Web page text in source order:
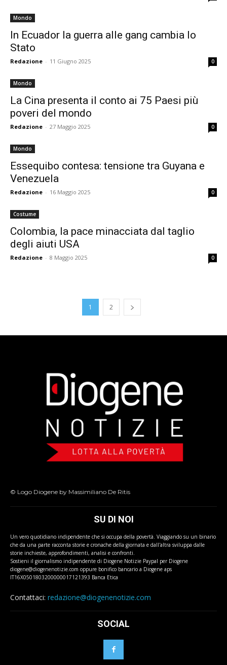
Mondo
In Ecuador la guerra alle gang cambia lo
Stato
Redazione - 11 Giugno 2025 0
Mondo
La Cina presenta il conto ai 75 Paesi più
poveri del mondo
Redazione - 27 Maggio 2025 0
Mondo
Essequibo contesa: tensione tra Guyana e
Venezuela
Redazione - 16 Maggio 2025 0
Costume
Colombia, la pace minacciata dal taglio
degli aiuti USA
Redazione - 8 Maggio 2025 0
1 2
© Logo Diogene by Massimiliano De Ritis
SU DI NOI
Un vero quotidiano indipendente che si occupa della povertà. Viaggiando su un binario
che da una parte racconta storie e cronache della giornata e dall'altra sviluppa dalle
storie inchieste, approfondimenti, analisi e confronti.
Sostieni il giornalismo indipendente di Diogene Notizie Paypal per Diogene
diogene@diogenenotizie.com oppure bonifico bancario a Diogene aps
IT16X0501803200000017121393 Banca Etica
Contattaci: redazione@diogenenotizie.com
SOCIAL